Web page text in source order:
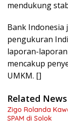
mendukung
Bank Indonesia
pengukuran
laporan-
mencakup
UMKM. []
Related News
Zigo Rolanda
SPAM di Solok